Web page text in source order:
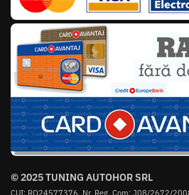
© 2025 TUNING AUTOHOR SRL